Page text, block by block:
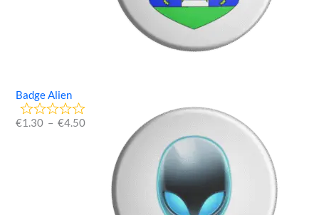
Badge Alien
€1.30 – €4.50